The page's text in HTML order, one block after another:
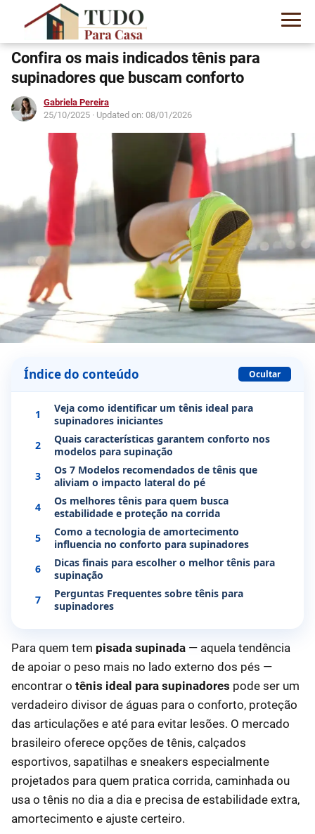
Confira os mais indicados tênis para
supinadores que buscam conforto
Gabriela Pereira
25/10/2025 · Updated on: 08/01/2026
Índice do conteúdo Ocultar
1
Veja como identificar um tênis ideal para
supinadores iniciantes
2
Quais características garantem conforto nos
modelos para supinação
3
Os 7 Modelos recomendados de tênis que
aliviam o impacto lateral do pé
4
Os melhores tênis para quem busca
estabilidade e proteção na corrida
5
Como a tecnologia de amortecimento
influencia no conforto para supinadores
6
Dicas finais para escolher o melhor tênis para
supinação
7
Perguntas Frequentes sobre tênis para
supinadores
Para quem tem pisada supinada — aquela tendência
de apoiar o peso mais no lado externo dos pés —
encontrar o tênis ideal para supinadores pode ser um
verdadeiro divisor de águas para o conforto, proteção
das articulações e até para evitar lesões. O mercado
brasileiro oferece opções de tênis, calçados
esportivos, sapatilhas e sneakers especialmente
projetados para quem pratica corrida, caminhada ou
usa o tênis no dia a dia e precisa de estabilidade extra,
amortecimento e ajuste certeiro.